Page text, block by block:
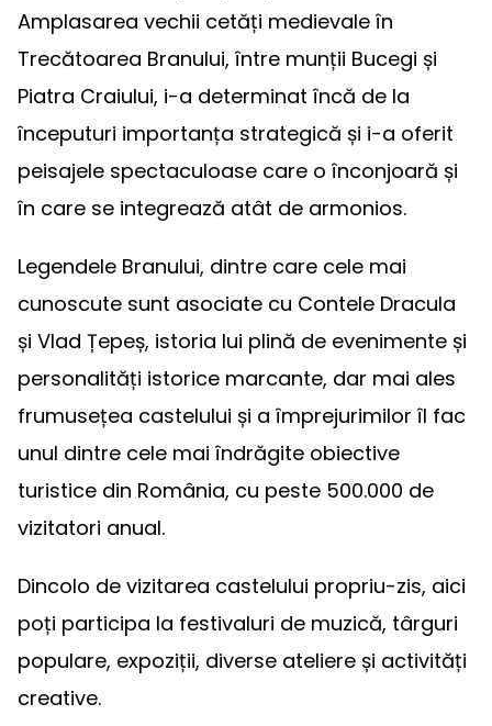
Amplasarea vechii cetăți medievale în
Trecătoarea Branului, între munții Bucegi și
Piatra Craiului, i-a determinat încă de la
începuturi importanța strategică și i-a oferit
peisajele spectaculoase care o înconjoară și
în care se integrează atât de armonios.
Legendele Branului, dintre care cele mai
cunoscute sunt asociate cu Contele Dracula
și Vlad Țepeș, istoria lui plină de evenimente și
personalități istorice marcante, dar mai ales
frumusețea castelului și a împrejurimilor îl fac
unul dintre cele mai îndrăgite obiective
turistice din România, cu peste 500.000 de
vizitatori anual.
Dincolo de vizitarea castelului propriu-zis, aici
poți participa la festivaluri de muzică, târguri
populare, expoziții, diverse ateliere și activități
creative.